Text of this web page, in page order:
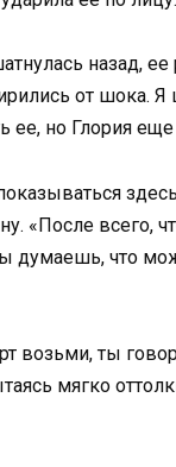
назад, ее
от шока. Я
ее, но Глория
«После всего,
думаешь, что
возьми, ты
мягко